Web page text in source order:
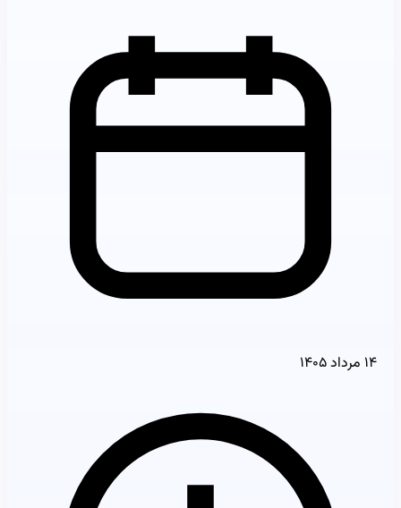
۱۴ مرداد ۱۴۰۵